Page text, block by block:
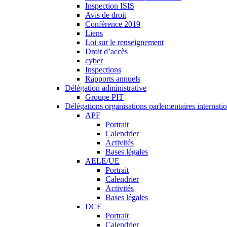
Inspection ISIS
Avis de droit
Conférence 2019
Liens
Loi sur le renseignement
Droit d’accès
cyber
Inspections
Rapports annuels
Délégation administrative
Groupe PIT
Délégations organisations parlementaires
APF
Portrait
Calendrier
Activités
Bases légales
AELE/UE
Portrait
Calendrier
Activités
Bases légales
DCE
Portrait
Calendrier